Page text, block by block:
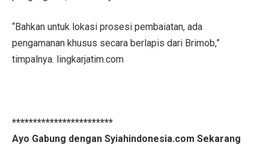
“Bahkan untuk lokasi prosesi pembaiatan, ada
pengamanan khusus secara berlapis dari Brimob,”
timpalnya. lingkarjatim.com
************************
Ayo Gabung dengan Syiahindonesia.com Sekarang